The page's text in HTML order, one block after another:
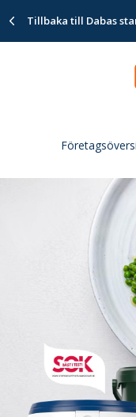
Tillbaka till Dabas